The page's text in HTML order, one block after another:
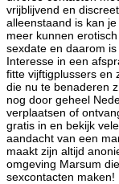
vrijblijvend en
alleenstaand is kan
meer kunnen
sexdate en daarom
Interesse in een
fitte vijftigplussers en
die nu te benaderen
nog door geheel
verplaatsen of
gratis in en bekijk
aandacht van een
maakt zijn altijd
omgeving Marsum
sexcontacten maken!